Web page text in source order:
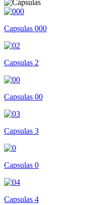
Capsulas 000
Capsulas 2
Capsulas 00
Capsulas 3
Capsulas 0
Capsulas 4